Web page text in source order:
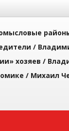
/
хозяев /
/ Михаил